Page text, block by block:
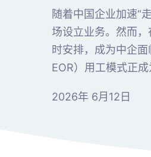
随着中国企业加速“
场设立业务。然而
时安排，成为中企
EOR）用工模式正
2026年 6月12日